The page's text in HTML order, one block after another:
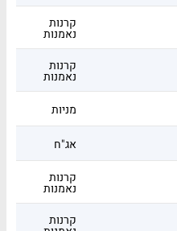
קרנות
נאמנות
קרנות
נאמנות
מניות
אג"ח
קרנות
נאמנות
קרנות